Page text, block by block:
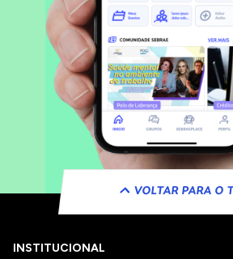
VOLTAR PARA O
INSTITUCIONAL